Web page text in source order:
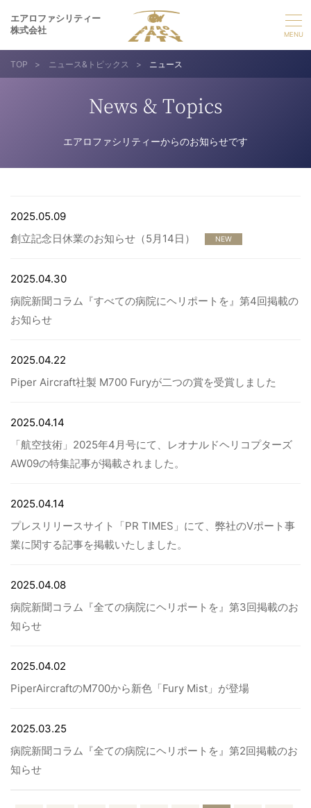
エアロファシリティー
株式会社
選ばれる理由
採用情報
お問い合わせ
自治体関係者の方
TOP > ニュース&トピックス > ニュース
News & Topics
エアロファシリティーからのお知らせです
2025.05.09
創立記念日休業のお知らせ（5月14日）
NEW
2025.04.30
病院新聞コラム『すべての病院にヘリポートを』第4回掲載の
お知らせ
2025.04.22
Piper Aircraft社製 M700 Furyが二つの賞を受賞しました
2025.04.14
「航空技術」2025年4月号にて、レオナルドヘリコプターズ
AW09の特集記事が掲載されました。
2025.04.14
プレスリリースサイト「PR TIMES」にて、弊社のVポート事
業に関する記事を掲載いたしました。
2025.04.08
病院新聞コラム『全ての病院にヘリポートを』第3回掲載のお
知らせ
2025.04.02
PiperAircraftのM700から新色「Fury Mist」が登場
2025.03.25
病院新聞コラム『全ての病院にヘリポートを』第2回掲載のお
知らせ